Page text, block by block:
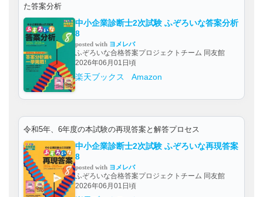
た答案分析
中小企業診断士2次試験 ふぞろいな答案分析
8
posted with ヨメレバ
ふぞろいな合格答案プロジェクトチーム 同友館
2026年06月01日頃
楽天ブックス Amazon
令和5年、6年度の本試験の再現答案と解答プロセス
中小企業診断士2次試験 ふぞろいな再現答案
8
posted with ヨメレバ
ふぞろいな合格答案プロジェクトチーム 同友館
2026年06月01日頃